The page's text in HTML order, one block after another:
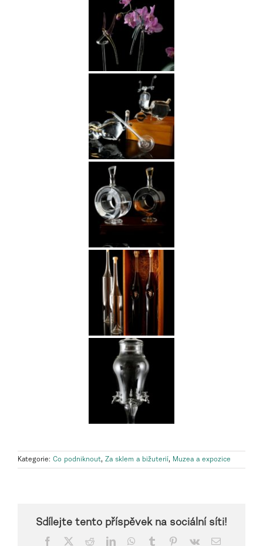
Kategorie: Co podniknout, Za sklem a bižuterií, Muzea a expozice
Sdílejte tento příspěvek na sociální síti!
Facebook RedditLinkedInWhatsApp
Tumblr Pinterest
Vk
E-